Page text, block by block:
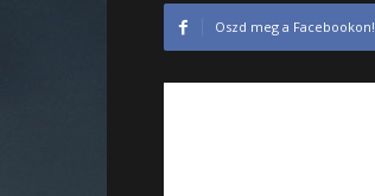
Oszd meg a Facebookon!